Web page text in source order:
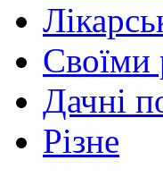
Своїми
Дачні
Різне